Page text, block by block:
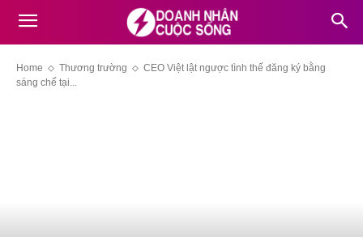
Home Thương trường
CEO Việt lật ngược tình thế đăng ký bằng
sáng chế tại...